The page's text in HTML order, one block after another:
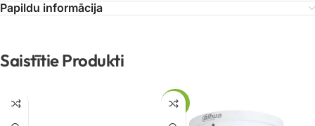
Papildu informācija
Saistītie Produkti
-74%